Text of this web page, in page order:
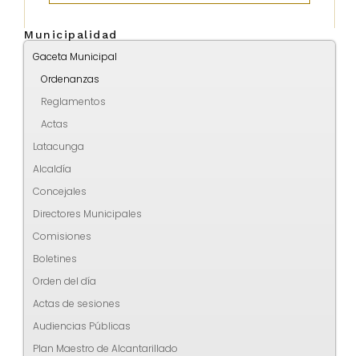
Municipalidad
Gaceta Municipal
Ordenanzas
Reglamentos
Actas
Latacunga
Alcaldía
Concejales
Directores Municipales
Comisiones
Boletines
Orden del día
Actas de sesiones
Audiencias Públicas
Plan Maestro de Alcantarillado